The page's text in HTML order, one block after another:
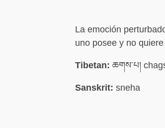
La emoción
uno posee y no
Tibetan: ཆགས་པ།
Sanskrit: sneha